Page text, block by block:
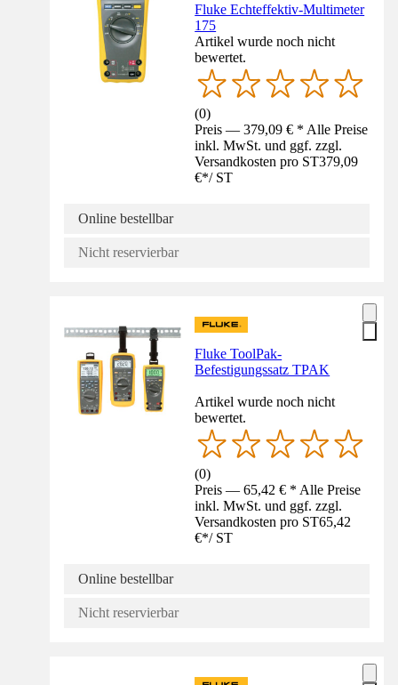
Fluke Echteffektiv-Multimeter
175
Artikel wurde noch nicht
bewertet.
(0)
Preis — 379,09 € * Alle Preise
inkl. MwSt. und ggf. zzgl.
Versandkosten pro ST379,09
€*/ ST
Online bestellbar
Nicht reservierbar
Fluke ToolPak-
Befestigungssatz TPAK
Artikel wurde noch nicht
bewertet.
(0)
Preis — 65,42 € * Alle Preise
inkl. MwSt. und ggf. zzgl.
Versandkosten pro ST65,42
€*/ ST
Online bestellbar
Nicht reservierbar